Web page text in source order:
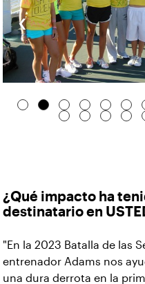
‹
¿Qué impacto ha
destinatario en
"En la 2023 Batalla de las
entrenador Adams nos
una dura derrota en la